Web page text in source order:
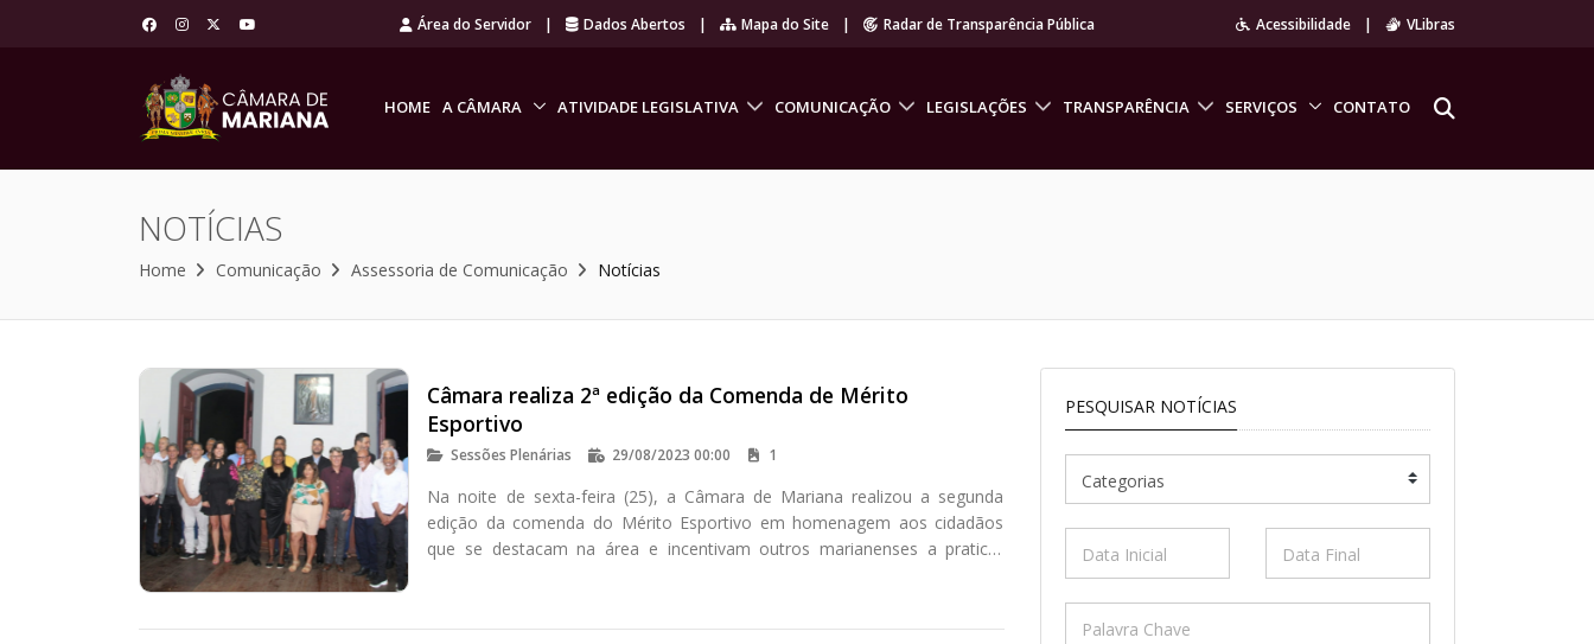
Área do Servidor | Dados Abertos | Mapa do Site | Radar de Transparência Pública Acessibilidade | VLibras
HOME A CÂMARA ATIVIDADE LEGISLATIVA COMUNICAÇÃO LEGISLAÇÕES TRANSPARÊNCIA SERVIÇOS CONTATO
NOTÍCIAS
Home Comunicação Assessoria de Comunicação Notícias
Câmara realiza 2ª edição da Comenda de Mérito
Esportivo
Sessões Plenárias 29/08/2023 00:00 1
Na noite de sexta-feira (25), a Câmara de Mariana realizou a segunda
edição da comenda do Mérito Esportivo em homenagem aos cidadãos
que se destacam na área e incentivam outros marianenses a praticar
PESQUISAR NOTÍCIAS